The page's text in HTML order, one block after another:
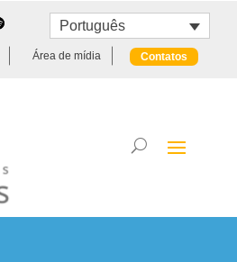
Português
Área de mídia Contatos